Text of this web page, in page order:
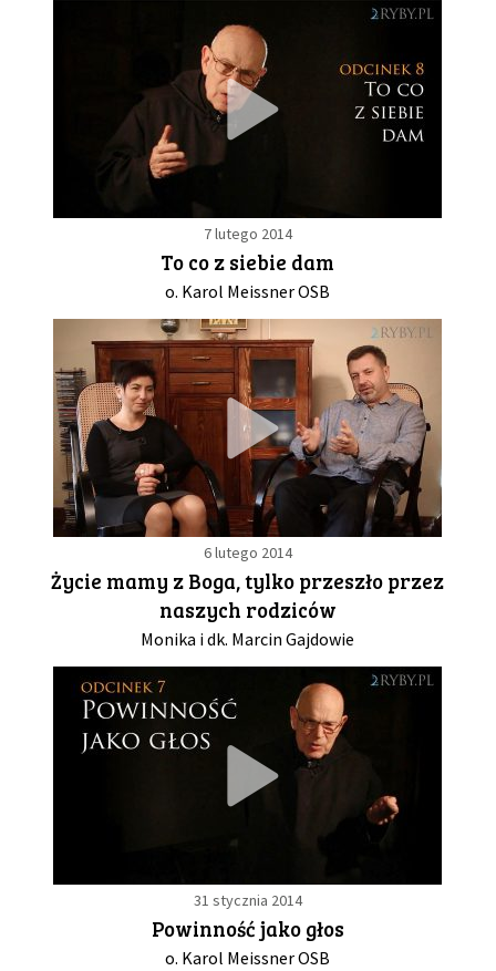
7 lutego 2014
To co z siebie dam
o. Karol Meissner OSB
6 lutego 2014
Życie mamy z Boga, tylko przeszło przez
naszych rodziców
Monika i dk. Marcin Gajdowie
31 stycznia 2014
Powinność jako głos
o. Karol Meissner OSB